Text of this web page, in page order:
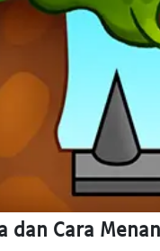
dan Cara